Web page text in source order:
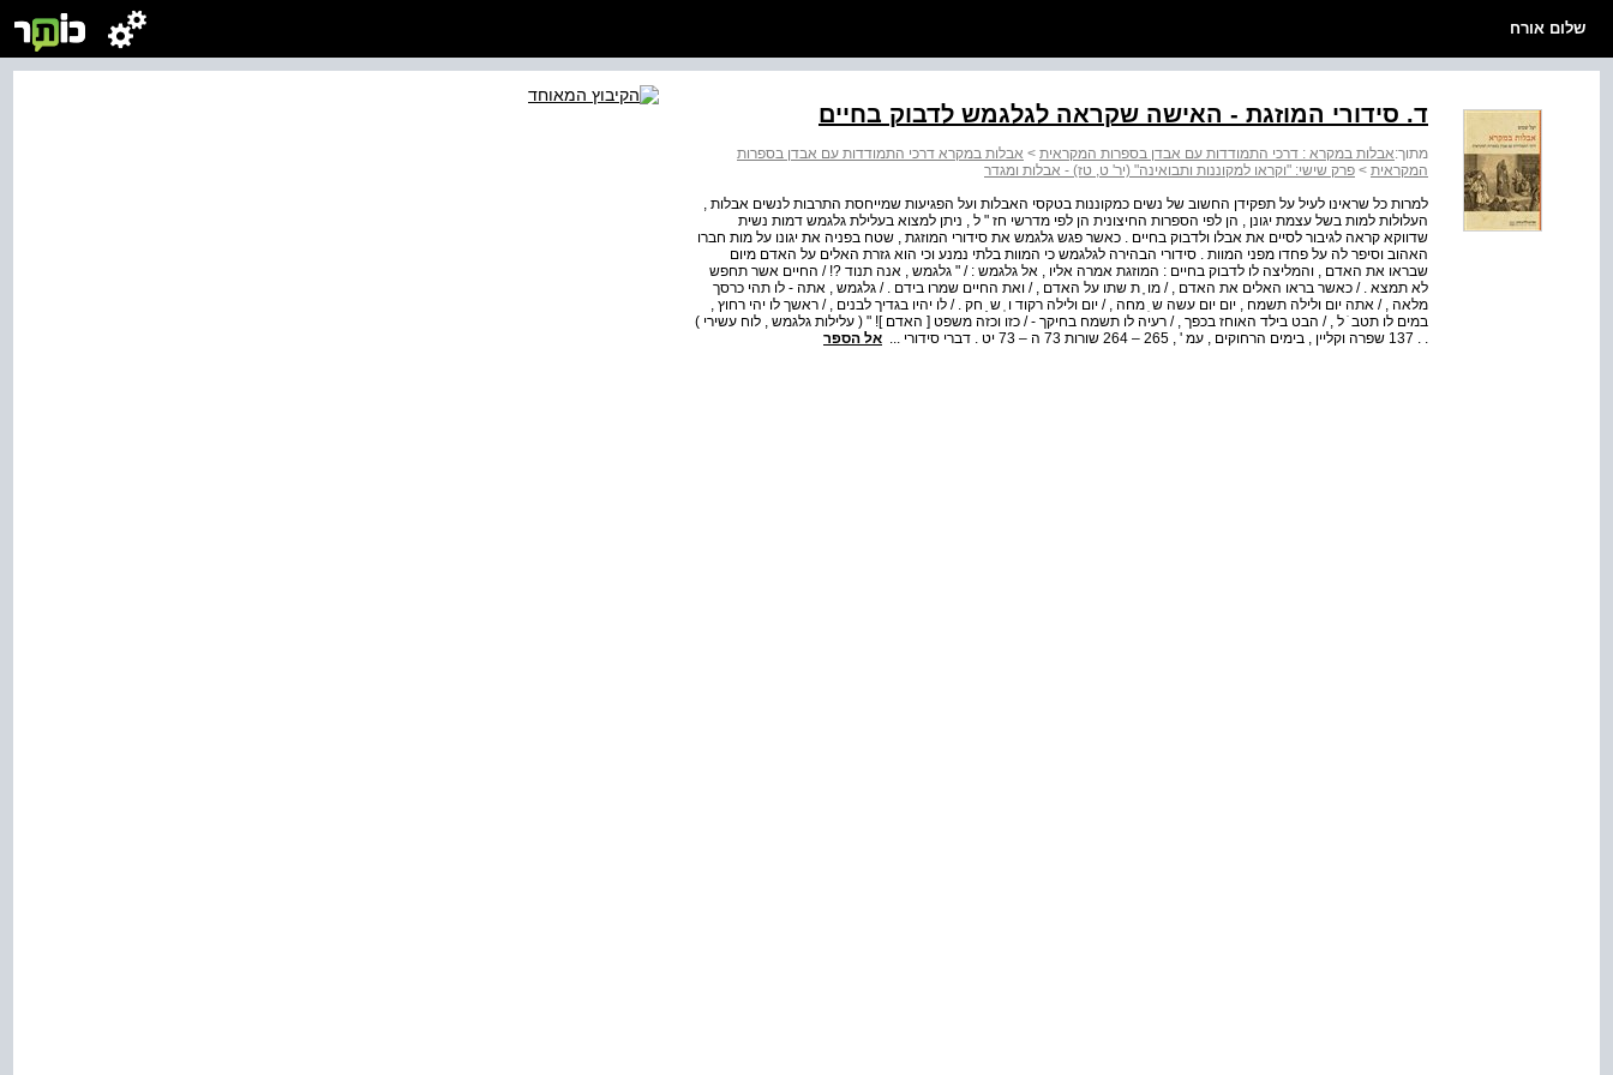
שלום אורח
ד. סידורי המוזגת - האישה שקראה לגלגמש לדבוק בחיים
מתוך:אבלות במקרא : דרכי התמודדות עם אבדן בספרות המקראית > אבלות במקרא דרכי התמודדות עם אבדן בספרות
המקראית > פרק שישי: "וקראו למקוננות ותבואינה" (יר' ט, טז) - אבלות ומגדר
למרות כל שראינו לעיל על תפקידן החשוב של נשים כמקוננות בטקסי האבלות ועל הפגיעות שמייחסת התרבות לנשים אבלות ,
העלולות למות בשל עצמת יגונן , הן לפי הספרות החיצונית הן לפי מדרשי חז " ל , ניתן למצוא בעלילת גלגמש דמות נשית
שדווקא קראה לגיבור לסיים את אבלו ולדבוק בחיים . כאשר פגש גלגמש את סידורי המוזגת , שטח בפניה את יגונו על מות חברו
האהוב וסיפר לה על פחדו מפני המוות . סידורי הבהירה לגלגמש כי המוות בלתי נמנע וכי הוא גזרת האלים על האדם מיום
שבראו את האדם , והמליצה לו לדבוק בחיים : המוזגת אמרה אליו , אל גלגמש : / " גלגמש , אנה תנוד ?! / החיים אשר תחפש
לא תמצא . / כאשר בראו האלים את האדם , / מו ֶ ת שתו על האדם , / ואת החיים שמרו בידם . / גלגמש , אתה - לו תהי כרסך
מלאה , / אתה יום ולילה תשמח , יום יום עשה ש ִ מחה , / יום ולילה רקוד ו ְ ש ַ חק . / לו יהיו בגדיך לבנים , / ראשך לו יהי רחוץ ,
במים לו תטב ֹ ל , / הבט בילד האוחז בכפך , / רעיה לו תשמח בחיקך - / כזו וכזה משפט [ האדם ]! " ( עלילות גלגמש , לוח עשירי )
אל הספר